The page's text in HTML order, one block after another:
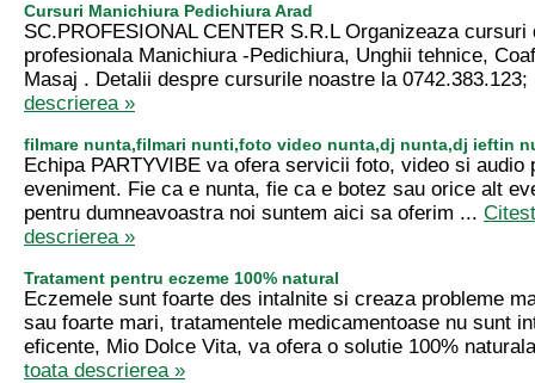
Cursuri Manichiura Pedichiura Arad
SC.PROFESIONAL CENTER S.R.L Organizeaza cursuri
profesionala Manichiura -Pedichiura, Unghii tehnice,
Masaj . Detalii despre cursurile noastre la
descrierea »
filmare nunta,filmari nunti,foto video nunta,dj nunta,dj ieftin
Echipa PARTYVIBE va ofera servicii foto, video si audio
eveniment. Fie ca e nunta, fie ca e botez sau orice alt
pentru dumneavoastra noi suntem aici sa oferim ...
descrierea »
Tratament pentru eczeme 100% natural
Eczemele sunt foarte des intalnite si creaza probleme
sau foarte mari, tratamentele medicamentoase nu sunt
eficente, Mio Dolce Vita, va ofera o solutie 100%
toata descrierea »